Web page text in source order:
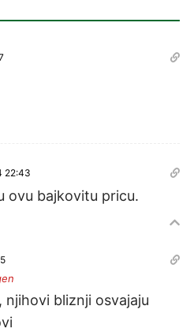
22:43
ovu bajkovitu pricu.
njihovi bliznji osvajaju